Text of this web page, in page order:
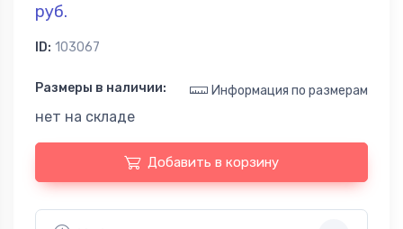
руб.
ID: 103067
Размеры в наличии: Информация по размерам
нет на складе
Добавить в корзину